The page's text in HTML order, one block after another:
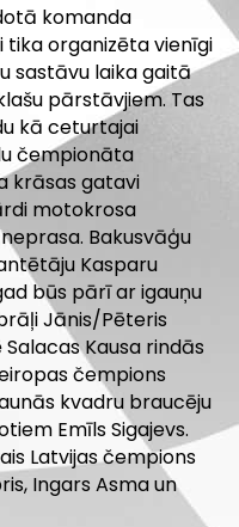
komanda
tika organizēta vienīgi
sastāvu laika gaitā
pārstāvjiem. Tas
kā ceturtajai
čempionāta
krāsas gatavi
motokrosa
Bakusvāģu
Kasparu
būs pārī ar igauņu
Jānis/Pēteris
Kausa rindās
čempions
kvadru braucēju
Emīls Sigajevs.
Latvijas čempions
Ingars Asma un